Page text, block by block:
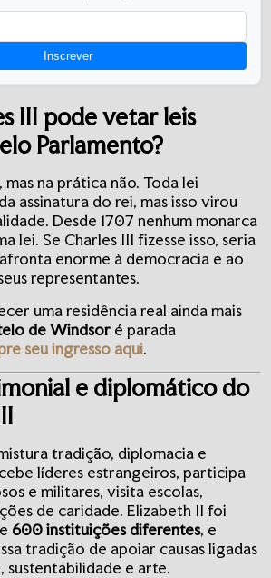
Inscrever
III pode vetar leis
Parlamento?
mas na prática não. Toda lei
assinatura do rei, mas isso virou
Desde 1707 nenhum monarca
lei. Se Charles III fizesse isso, seria
enorme à democracia e ao
representantes.
uma residência real ainda mais
de Windsor é parada
seu ingresso aqui.
e diplomático do
tradição, diplomacia e
líderes estrangeiros, participa
e militares, visita escolas,
de caridade. Elizabeth II foi
600 instituições diferentes, e
tradição de apoiar causas ligadas
sustentabilidade e arte.